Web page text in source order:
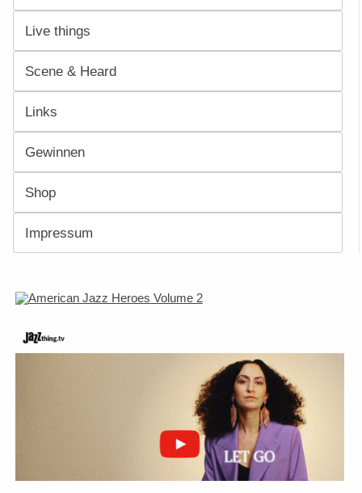
Live things
Scene & Heard
Links
Gewinnen
Shop
Impressum